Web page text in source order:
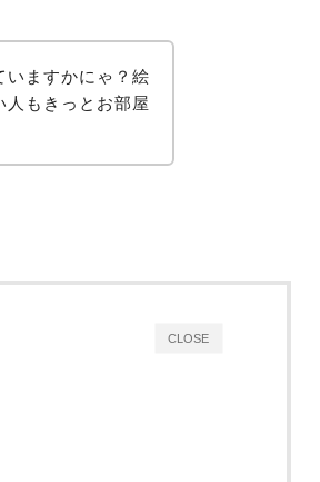
いますかにゃ？絵
人もきっとお部屋
CLOSE